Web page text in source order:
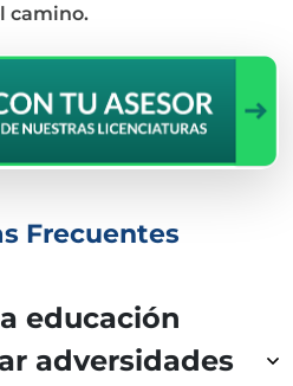
camino.
Frecuentes
educación
adversidades